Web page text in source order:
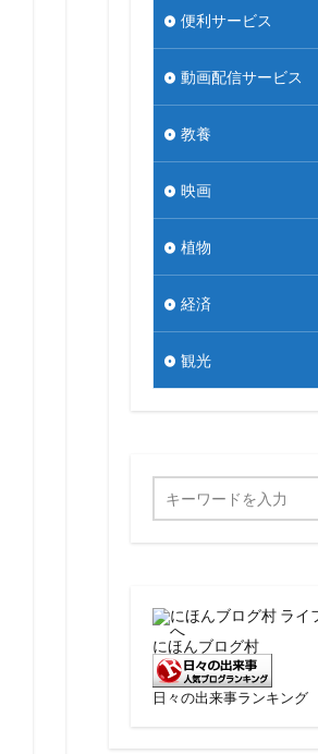
便利サービス
動画配信サービス
教養
映画
植物
経済
観光
にほんブログ村
日々の出来事ランキング